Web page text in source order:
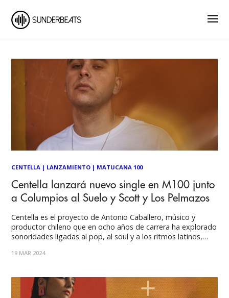
CENTELLA | LANZAMIENTO | MATUCANA 100
Centella lanzará nuevo single en M100 junto
a Columpios al Suelo y Scott y Los Pelmazos
Centella es el proyecto de Antonio Caballero, músico y
productor chileno que en ocho años de carrera ha explorado
sonoridades ligadas al pop, al soul y a los ritmos latinos,
Su primer single "Mejor que yo" (2016) combinó el lado más
19 MAR 2024